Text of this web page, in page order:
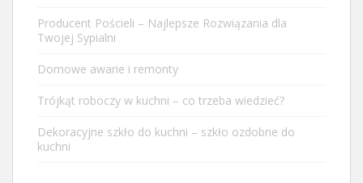
Producent Pościeli – Najlepsze Rozwiązania dla
Twojej Sypialni
Domowe awarie i remonty
Trójkąt roboczy w kuchni – co trzeba wiedzieć?
Dekoracyjne szkło do kuchni – szkło ozdobne do
kuchni